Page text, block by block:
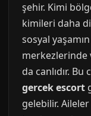
şehir. Kimi
kimileri daha
sosyal
merkezlerinde
da canlıdır. Bu
gercek escort
gelebilir.